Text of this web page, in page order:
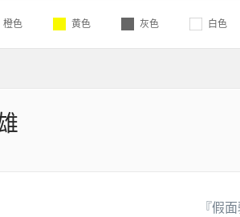
橙色 黄色 灰色 白色
『假